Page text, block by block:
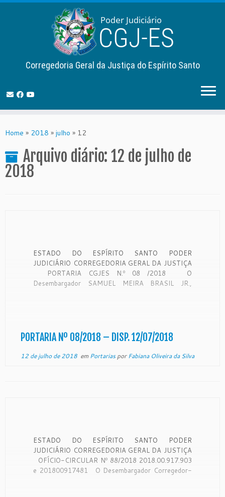
to
Corregedoria Geral da Justiça do Espírito Santo
Home » 2018 » julho » 12
Arquivo diário: 12 de julho de
2018
ESTADO DO ESPÍRITO SANTO PODER
JUDICIÁRIO CORREGEDORIA GERAL DA JUSTIÇA
PORTARIA CGJES N.º 08 /2018 O
Desembargador SAMUEL MEIRA BRASIL JR.,
PORTARIA Nº 08/2018 – DISP. 12/07/2018
12 de julho de 2018em PortariasporFabiana Oliveira da Silva
ESTADO DO ESPÍRITO SANTO PODER
JUDICIÁRIO CORREGEDORIA GERAL DA JUSTIÇA
OFÍCIO-CIRCULAR Nº 88/2018 2018.00.917.903
e 201800917481 O Desembargador Corregedor-